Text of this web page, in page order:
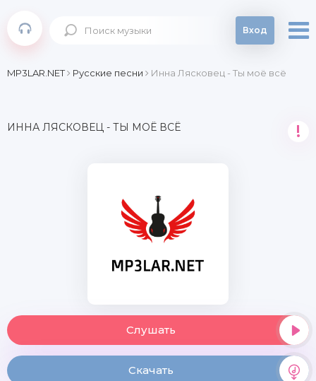
Вход
MP3LAR.NET Русские песни Инна Лясковец - Ты моё всё
ИННА ЛЯСКОВЕЦ - ТЫ МОЁ ВСЁ !
Слушать
Скачать